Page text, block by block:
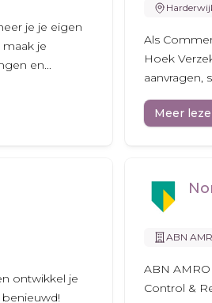
je je eigen
maak je
en...
Als
Hoek
aanvragen,
Meer
ontwikkel je
benieuwd!
ABN
ABN
Control &